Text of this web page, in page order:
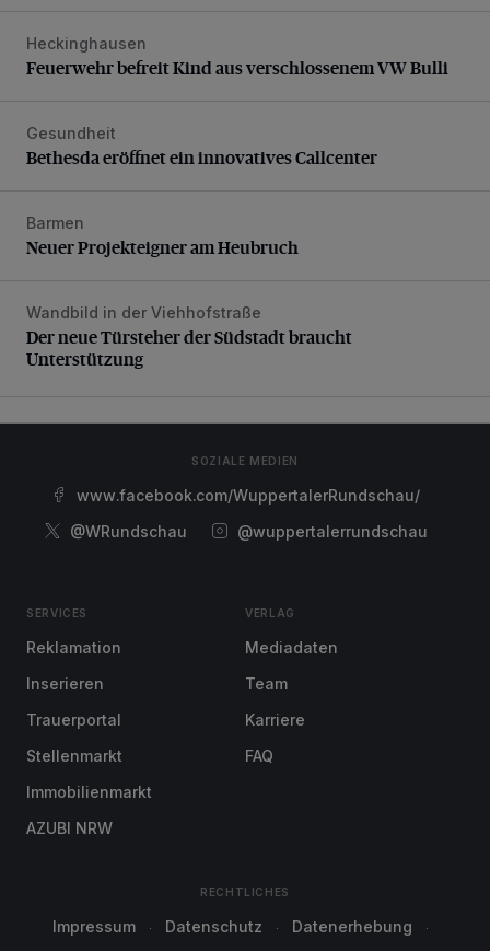
Feuerwehr befreit Kind aus verschlossenem VW Bulli
Heckinghausen
Feuerwehr befreit Kind aus verschlossenem VW Bulli
Bethesda eröffnet ein innovatives Callcenter
Gesundheit
Bethesda eröffnet ein innovatives Callcenter
Neuer Projekteigner am Heubruch
Barmen
Neuer Projekteigner am Heubruch
Der neue Türsteher der Südstadt braucht Unterstützung
Wandbild in der Viehhofstraße
Der neue Türsteher der Südstadt braucht
Unterstützung
SOZIALE MEDIEN
www.facebook.com/WuppertalerRundschau/
@WRundschau
@wuppertalerrundschau
SERVICES
Reklamation
Inserieren
Trauerportal
Stellenmarkt
Immobilienmarkt
AZUBI NRW
VERLAG
Mediadaten
Team
Karriere
FAQ
RECHTLICHES
Impressum Datenschutz Datenerhebung